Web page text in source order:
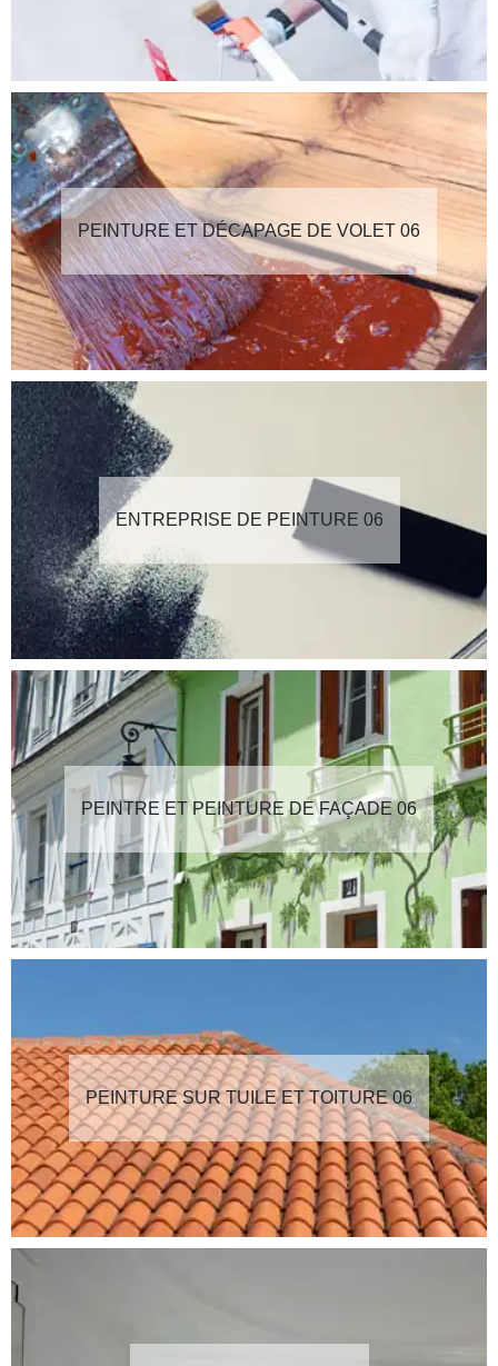
PEINTURE ET DÉCAPAGE DE VOLET 06
ENTREPRISE DE PEINTURE 06
PEINTRE ET PEINTURE DE FAÇADE 06
PEINTURE SUR TUILE ET TOITURE 06